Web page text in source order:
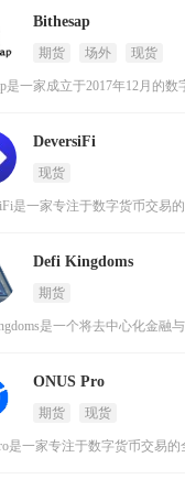
Bithesap
期货 场外 现货
DeversiFi
现货
Defi Kingdoms
期货
ONUS Pro
期货 现货